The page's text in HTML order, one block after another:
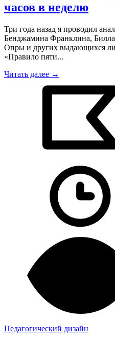
часов в неделю
Три года назад я проводил
Бенджамина Франклина, Билла
Опры и других выдающихся
«Правило пяти...
Читать далее →
Педагогический дизайн